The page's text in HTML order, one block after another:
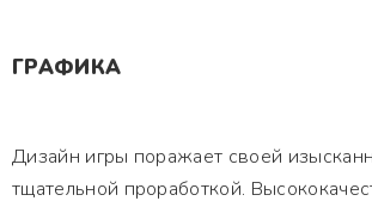
ГРАФИКА
Дизайн игры поражает своей
тщательной проработкой.